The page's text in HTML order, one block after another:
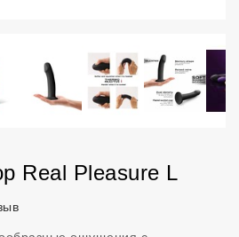
Real Pleasure L